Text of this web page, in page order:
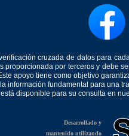
cruzada de datos para
proporcionada por terceros y debe
apoyo tiene como objetivo
información fundamental para una
disponible para su consulta en
Desarrollado y
mantenido utilizando